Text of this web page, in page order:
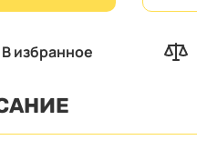
В избранное